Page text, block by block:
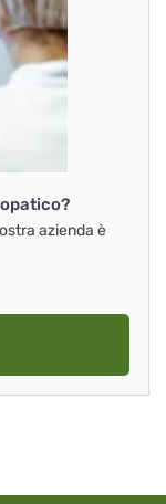
azienda è